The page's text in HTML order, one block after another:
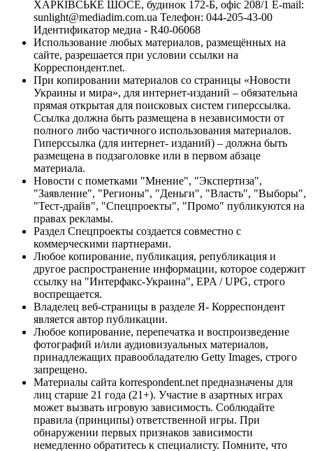
ХАРКІВСЬКЕ ШОСЕ, будинок 172-Б, офіс 208/1 E-mail:
sunlight@mediadim.com.ua Телефон: 044-205-43-00
Идентификатор медиа - R40-06068
Использование любых материалов, размещённых на
сайте, разрешается при условии ссылки на
Корреспондент.net.
При копировании материалов со страницы «Новости
Украины и мира», для интернет-изданий – обязательна
прямая открытая для поисковых систем гиперссылка.
Ссылка должна быть размещена в независимости от
полного либо частичного использования материалов.
Гиперссылка (для интернет- изданий) – должна быть
размещена в подзаголовке или в первом абзаце
материала.
Новости с пометками "Мнение", "Экспертиза",
"Заявление", "Регионы", "Деньги", "Власть", "Выборы",
"Тест-драйв", "Спецпроекты", "Промо" публикуются на
правах рекламы.
Раздел Спецпроекты создается совместно с
коммерческими партнерами.
Любое копирование, публикация, републикация и
другое распространение информации, которое содержит
ссылку на "Интерфакс-Украина", EPA / UPG, строго
воспрещается.
Владелец веб-страницы в разделе Я- Корреспондент
является автор публикации.
Любое копирование, перепечатка и воспроизведение
фотографий и/или аудиовизуальных материалов,
принадлежащих правообладателю Getty Images, строго
запрещено.
Материалы сайта korrespondent.net предназначены для
лиц старше 21 года (21+). Участие в азартных играх
может вызвать игровую зависимость. Соблюдайте
правила (принципы) ответственной игры. При
обнаружении первых признаков зависимости
немедленно обратитесь к специалисту. Помните, что